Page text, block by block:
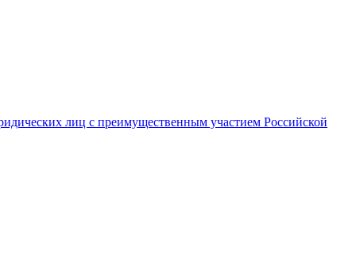
лиц с преимущественным участием Российской